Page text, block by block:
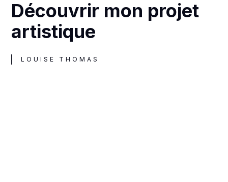
Découvrir mon projet
artistique
LOUISE THOMAS